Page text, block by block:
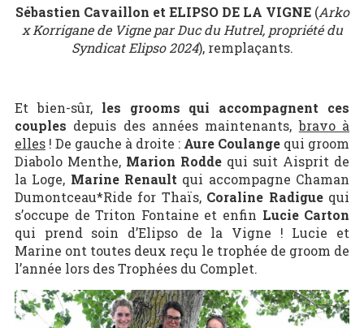
Sébastien Cavaillon et ELIPSO DE LA VIGNE(Arko
x Korrigane de Vigne par Duc du Hutrel, propriété du
Syndicat Elipso 2024), remplaçants.
Et bien-sûr, les grooms qui accompagnent ces
couples depuis des années maintenants,bravo à
elles! De gauche à droite : Aure Coulange qui groom
Diabolo Menthe, Marion Rodde qui suit Aisprit de
la Loge, Marine Renault qui accompagne Chaman
Dumontceau*Ride for Thaïs, Coraline Radiguequi
s’occupe de Triton Fontaine et enfin Lucie Carton
qui prend soin d’Elipso de la Vigne ! Lucie et
Marine ont toutes deux reçu le trophée de groom de
l’année lors des Trophées du Complet.